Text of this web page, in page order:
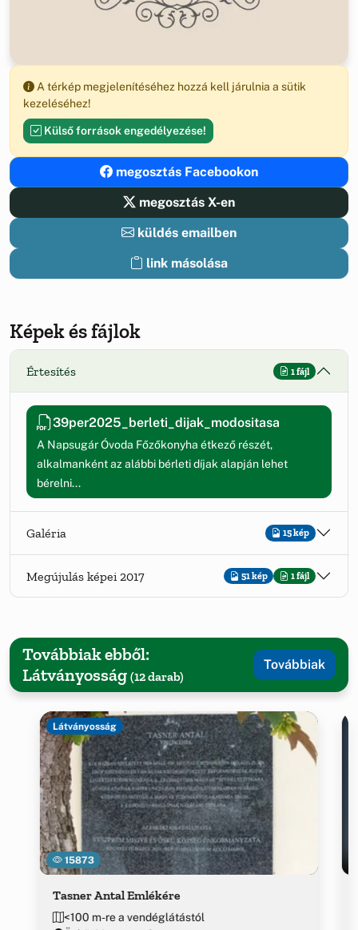
A térkép megjelenítéséhez hozzá kell járulnia a sütik
kezeléséhez!
Külső források engedélyezése!
megosztás Facebookon
megosztás X-en
küldés emailben
link másolása
Képek és fájlok
Értesítés 1 fájl
39per2025_berleti_dijak_modositasa
A Napsugár Óvoda Főzőkonyha étkező részét,
alkalmanként az alábbi bérleti díjak alapján lehet
bérelni...
Galéria 15 kép
Megújulás képei 2017 51 kép 1 fájl
Továbbiak ebből:
Látványosság (12 darab)
Továbbiak
15873
Látványosság
Tasner Antal Emlékére
<100 m-re a vendéglátástól